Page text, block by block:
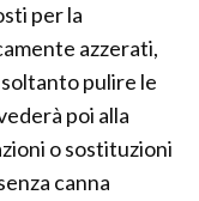
per la
azzerati,
pulire le
poi alla
o sostituzioni
canna